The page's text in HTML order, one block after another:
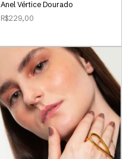
Anel Vértice Dourado
R$229,00